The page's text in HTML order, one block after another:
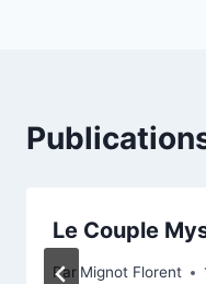
Le Couple
Par Mignot Florent